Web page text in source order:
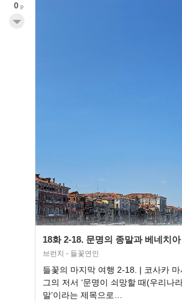
18화 2-18. 문명의 종말과 베네치아
브런치 - 들꽃연인
들꽃의 마지막 여행 2-18. | 코사카
그의 저서 ‘문명이 쇠망할 때(우리나
말’이라는 제목으로…
0 p